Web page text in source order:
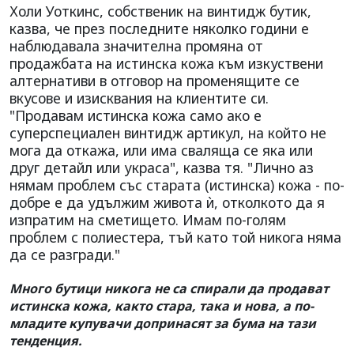
Холи Уоткинс, собственик на винтидж бутик,
казва, че през последните няколко години е
наблюдавала значителна промяна от
продажбата на истинска кожа към изкуствени
алтернативи в отговор на променящите се
вкусове и изисквания на клиентите си.
"Продавам истинска кожа само ако е
суперспециален винтидж артикул, на който не
мога да откажа, или има сваляща се яка или
друг детайл или украса", казва тя. "Лично аз
нямам проблем със старата (истинска) кожа - по-
добре е да удължим живота ѝ, отколкото да я
изпратим на сметището. Имам по-голям
проблем с полиестера, тъй като той никога няма
да се разгради."
Много бутици никога не са спирали да продават
истинска кожа, както стара, така и нова, а по-
младите купувачи допринасят за бума на тази
тенденция.